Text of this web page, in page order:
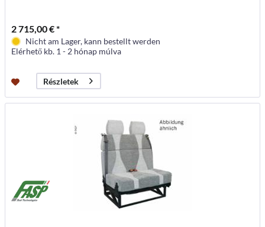
2 715,00 € *
Nicht am Lager, kann bestellt werden
Elérhető kb. 1 - 2 hónap múlva
Részletek